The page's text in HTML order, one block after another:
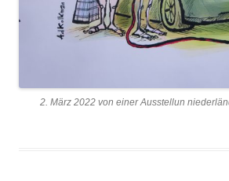
2. März 2022 von einer Ausstellun